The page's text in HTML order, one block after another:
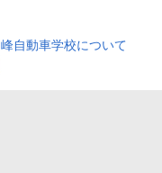
自動車学校について